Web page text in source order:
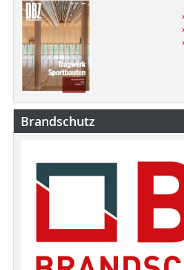
Brandschutz